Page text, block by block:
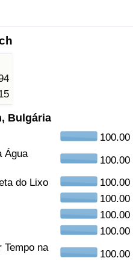
Bulgária
100.00
Água
100.00
do Lixo
100.00
100.00
100.00
100.00
Tempo na
100.00
País
(Atual)
por País
(Atual)
país